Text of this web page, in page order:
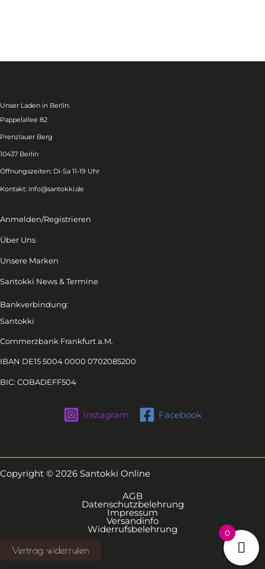
Unser Laden in Berlin:
Pappelallee 82
Prenzlauer Berg
10437 Berlin
Öffnungszeiten: Di-Sa 11-19 Uhr
Kontakt: info@santokki.de
Anmelden/Registrieren
Über Uns
Unsere Marken
Santokki News & Termine
Bankverbindung:
Santokki
Commerzbank Frankfurt a.M.
IBAN DE15 5004 0000 0702085200
BIC: COBADEFF504
Instagram Facebook
Copyright © 2026 Santokki Online
AGB
Datenschutzbelehrung
Impressum
Versandinfo
Widerrufsbelehrung
Vertrag widerrufen
0